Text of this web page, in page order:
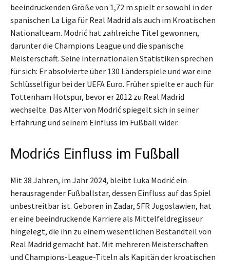
beeindruckenden Größe von 1,72 m spielt er sowohl in der
spanischen La Liga für Real Madrid als auch im Kroatischen
Nationalteam. Modrić hat zahlreiche Titel gewonnen,
darunter die Champions League und die spanische
Meisterschaft. Seine internationalen Statistiken sprechen
für sich: Er absolvierte über 130 Länderspiele und war eine
Schlüsselfigur bei der UEFA Euro. Früher spielte er auch für
Tottenham Hotspur, bevor er 2012 zu Real Madrid
wechselte. Das Alter von Modrić spiegelt sich in seiner
Erfahrung und seinem Einfluss im Fußball wider.
Modrićs Einfluss im Fußball
Mit 38 Jahren, im Jahr 2024, bleibt Luka Modrić ein
herausragender Fußballstar, dessen Einfluss auf das Spiel
unbestreitbar ist. Geboren in Zadar, SFR Jugoslawien, hat
er eine beeindruckende Karriere als Mittelfeldregisseur
hingelegt, die ihn zu einem wesentlichen Bestandteil von
Real Madrid gemacht hat. Mit mehreren Meisterschaften
und Champions-League-Titeln als Kapitän der kroatischen